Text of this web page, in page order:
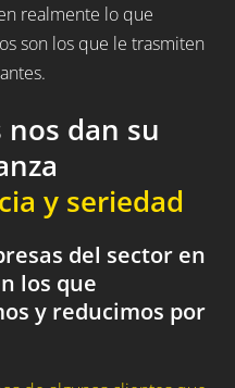
realmente lo que
son los que le trasmiten
dan su
y seriedad
del sector en
los que
y reducimos por